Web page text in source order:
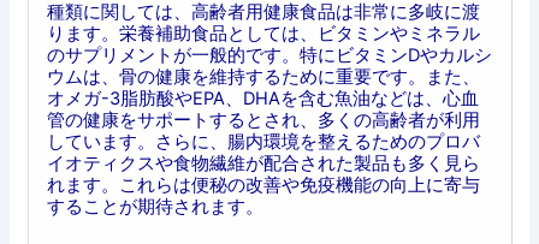
種類に関しては、高齢者用健康食品は非常に多岐に渡
ります。栄養補助食品としては、ビタミンやミネラル
のサプリメントが一般的です。特にビタミンDやカルシ
ウムは、骨の健康を維持するために重要です。また、
オメガ-3脂肪酸やEPA、DHAを含む魚油などは、心血
管の健康をサポートするとされ、多くの高齢者が利用
しています。さらに、腸内環境を整えるためのプロバ
イオティクスや食物繊維が配合された製品も多く見ら
れます。これらは便秘の改善や免疫機能の向上に寄与
することが期待されます。